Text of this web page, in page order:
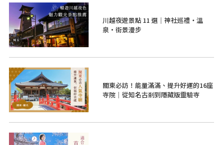
川越夜遊景點 11 選｜神社巡禮・溫
泉・街景漫步
關東必訪！能量滿滿、提升好運的16座
寺院｜從知名古剎到隱藏版靈驗寺